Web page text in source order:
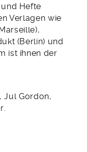
Hefte
Verlagen wie
(Berlin) und
ist ihnen der
Jul Gordon,